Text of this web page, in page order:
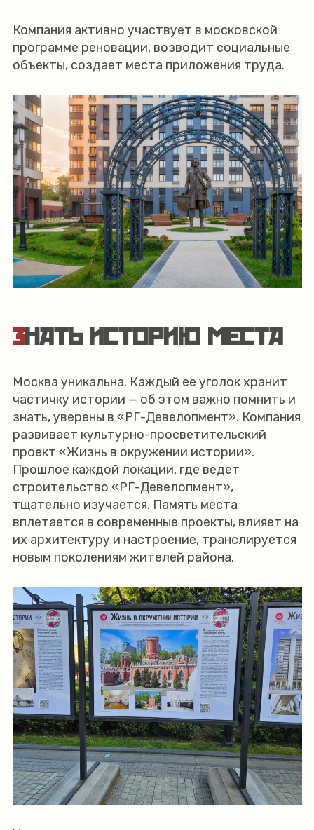
Компания активно участвует в московской
программе реновации, возводит социальные
объекты, создает места приложения труда.
ЗНАТЬ ИСТОРИЮ МЕСТА
Москва уникальна. Каждый ее уголок хранит
частичку истории — об этом важно помнить и
знать, уверены в «РГ-Девелопмент». Компания
развивает культурно-просветительский
проект «Жизнь в окружении истории».
Прошлое каждой локации, где ведет
строительство «РГ-Девелопмент»,
тщательно изучается. Память места
вплетается в современные проекты, влияет на
их архитектуру и настроение, транслируется
новым поколениям жителей района.